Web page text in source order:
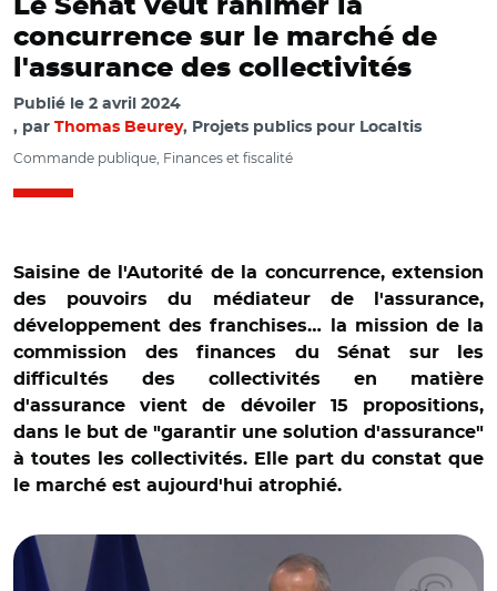
Le Sénat veut ranimer la
concurrence sur le marché de
l'assurance des collectivités
Publié le 2 avril 2024
par Thomas Beurey, Projets publics pour Localtis
Commande publique, Finances et fiscalité
Saisine de l'Autorité de la concurrence, extension
des pouvoirs du médiateur de l'assurance,
développement des franchises… la mission de la
commission des finances du Sénat sur les
difficultés des collectivités en matière
d'assurance vient de dévoiler 15 propositions,
dans le but de "garantir une solution d'assurance"
à toutes les collectivités. Elle part du constat que
le marché est aujourd'hui atrophié.
© Capture vidéo Sénat/ Jean-François Husson lors de la
conférence de presse de la MI sur l'assurance des